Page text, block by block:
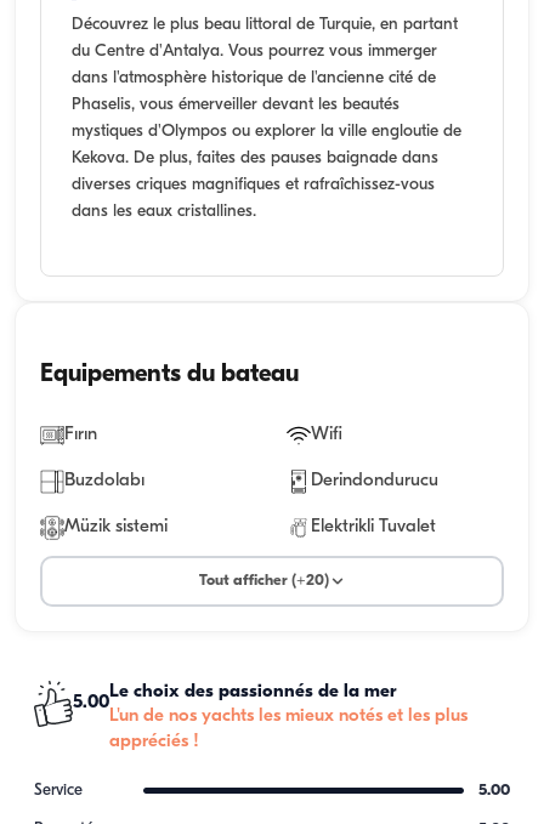
Découvrez le plus beau littoral de Turquie, en partant
du Centre d'Antalya. Vous pourrez vous immerger
dans l'atmosphère historique de l'ancienne cité de
Phaselis, vous émerveiller devant les beautés
mystiques d'Olympos ou explorer la ville engloutie de
Kekova. De plus, faites des pauses baignade dans
diverses criques magnifiques et rafraîchissez-vous
dans les eaux cristallines.
Equipements du bateau
Fırın Wifi
Buzdolabı Derindondurucu
Müzik sistemi Elektrikli Tuvalet
Tout afficher (+20)
5.00
Le choix des passionnés de la mer
L'un de nos yachts les mieux notés et les plus
appréciés !
Service 5.00